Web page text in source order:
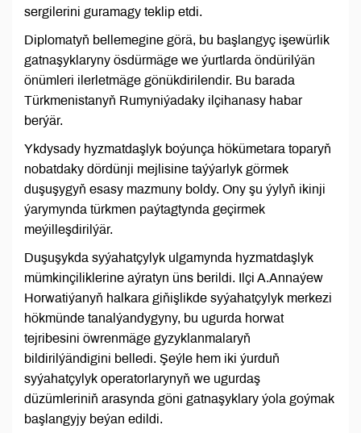
sergilerini guramagy teklip etdi.
Diplomatyň bellemegine görä, bu başlangyç işewürlik
gatnaşyklaryny ösdürmäge we ýurtlarda öndürilýän
önümleri ilerletmäge gönükdirilendir. Bu barada
Türkmenistanyň Rumyniýadaky ilçihanasy habar
berýär.
Ykdysady hyzmatdaşlyk boýunça hökümetara toparyň
nobatdaky dördünji mejlisine taýýarlyk görmek
duşuşygyň esasy mazmuny boldy. Ony şu ýylyň ikinji
ýarymynda türkmen paýtagtynda geçirmek
meýilleşdirilýär.
Duşuşykda syýahatçylyk ulgamynda hyzmatdaşlyk
mümkinçiliklerine aýratyn üns berildi. Ilçi A.Annaýew
Horwatiýanyň halkara giňişlikde syýahatçylyk merkezi
hökmünde tanalýandygyny, bu ugurda horwat
tejribesini öwrenmäge gyzyklanmalaryň
bildirilýändigini belledi. Şeýle hem iki ýurduň
syýahatçylyk operatorlarynyň we ugurdaş
düzümleriniň arasynda göni gatnaşyklary ýola goýmak
başlangyjy beýan edildi.